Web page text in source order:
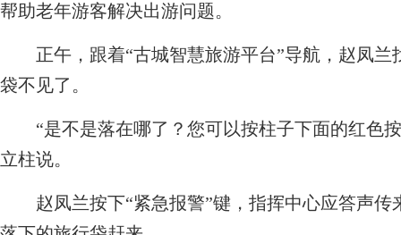
帮助老年游客解决出游问题。
正午，跟着“古城智慧旅游平台”导航，赵凤兰
袋不见了。
“是不是落在哪了？您可以按柱子下面的红色按
立柱说。
赵凤兰按下“紧急报警”键，指挥中心应答声传